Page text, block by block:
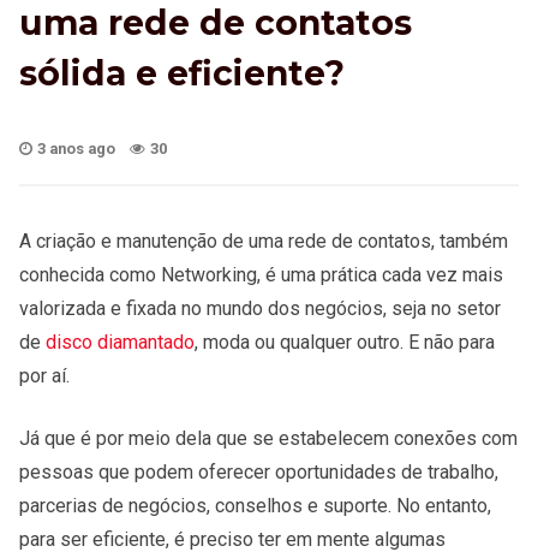
uma rede de contatos
sólida e eficiente?
3 anos ago 30
A criação e manutenção de uma rede de contatos, também
conhecida como Networking, é uma prática cada vez mais
valorizada e fixada no mundo dos negócios, seja no setor
de disco diamantado, moda ou qualquer outro. E não para
por aí.
Já que é por meio dela que se estabelecem conexões com
pessoas que podem oferecer oportunidades de trabalho,
parcerias de negócios, conselhos e suporte. No entanto,
para ser eficiente, é preciso ter em mente algumas